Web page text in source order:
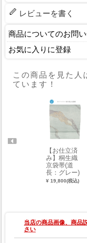
レビューを書く
商品についてのお問
お気に入りに登録
この商品を見た人
ています！
【お仕立済
み】桐生織
京袋帯(道
長：グレー)
¥ 19,800(税込)
当店の商品画像、商品
さい